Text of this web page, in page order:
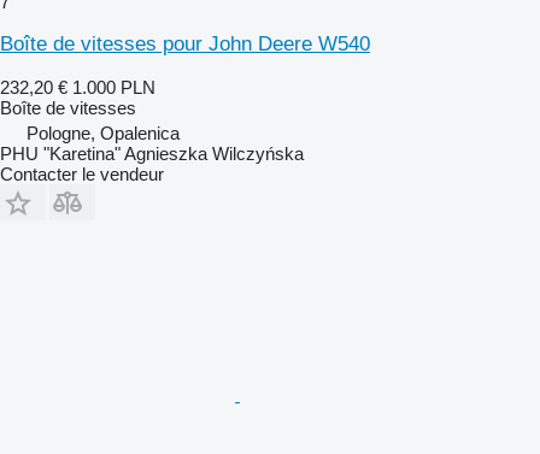
Boîte de vitesses pour John Deere W540
232,20 € 1.000 PLN
Boîte de vitesses
Pologne, Opalenica
PHU "Karetina" Agnieszka Wilczyńska
Contacter le vendeur